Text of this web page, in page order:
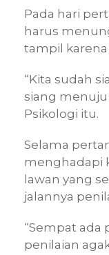
Pada hari
harus
tampil
“Kita sudah
siang menuju
Psikologi itu.
Selama
menghadapi
lawan yang
jalannya
“Sempat ada
penilaian